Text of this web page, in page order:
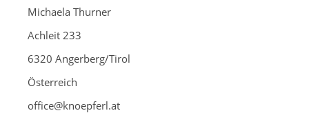
Michaela Thurner
Achleit 233
6320 Angerberg/Tirol
Österreich
office@knoepferl.at